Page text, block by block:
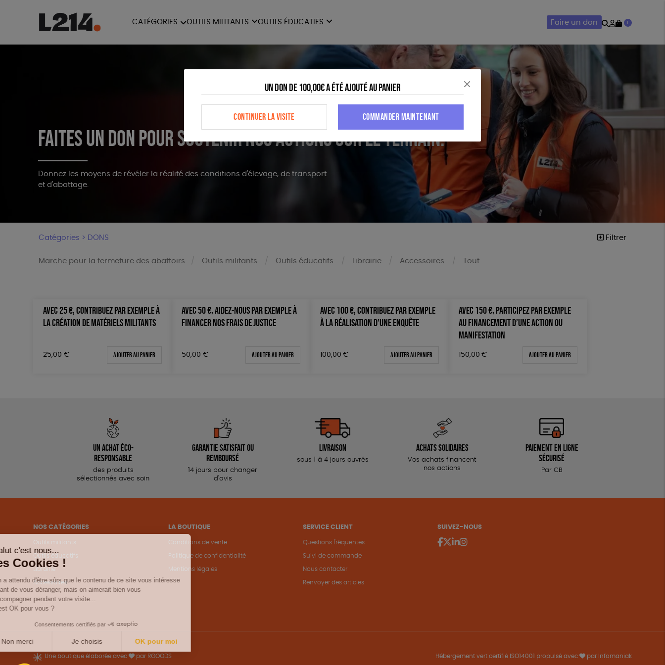
CATÉGORIES
OUTILS ÉDUCATIFS LIBRAIRIE ACCESSOIRES
OUTILS MILITANTS OUTILS ÉDUCATIFS
MON JOURNAL ANIMAL
ÉDUCATIFS
Faire un don Rechercher
Mon
Faites un don pour soutenir nos actions sur le terrain.
Donnez les moyens de révéler la réalité des conditions d'élevage, de transport
et d'abattage.
Catégories > DONS Filtrer
Marche pour la fermeture des abattoirs Outils militants Outils éducatifs Librairie Accessoires Tout
Trier par
Par défaut
Nouveauté
Prix
Tous
50 € - 100 €
Mots clés
OEKO-Tex, PETA approuved vegan
AVEC 25 €, CONTRIBUEZ PAR EXEMPLE À
LA CRÉATION DE MATÉRIELS MILITANTS
25,00 € Ajouter au panier
AVEC 50 €, AIDEZ-NOUS PAR EXEMPLE À
FINANCER NOS FRAIS DE JUSTICE
50,00 € Ajouter au panier
AVEC 100 €, CONTRIBUEZ PAR EXEMPLE
À LA RÉALISATION D’UNE ENQUÊTE
100,00 € Ajouter au panier
AVEC 150 €, PARTICIPEZ PAR EXEMPLE
AU FINANCEMENT D’UNE ACTION OU
MANIFESTATION
150,00 € Ajouter au panier
Un achat éco-
responsable
des produits
sélectionnés avec soin
Garantie satisfait ou
remboursé
14 jours pour changer
d'avis
Livraison
sous 1 à 4 jours ouvrés
Achats solidaires
Vos achats financent
nos actions
Paiement en ligne
sécurisé
Par CB
NOS CATÉGORIES
Outils militants
Outils éducatifs
Librairie
Accessoires
LA BOUTIQUE
Conditions de vente
Politique de confidentialité
Mentions légales
SERVICE CLIENT
Questions fréquentes
Suivi de commande
Nous contacter
Renvoyer des articles
SUIVEZ-NOUS
Une boutique élaborée avec par RGOODS Hébergement vert certifié ISO14001 propulsé avec par Infomaniak
Un don de 100,00€ a été ajouté au panier
CONTINUER LA VISITE COMMANDER MAINTENANT